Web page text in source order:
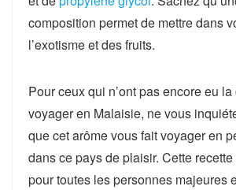
composition permet de mettre dans
l’exotisme et des fruits.
Pour ceux qui n’ont pas encore eu
voyager en Malaisie, ne vous
que cet arôme vous fait voyager en
dans ce pays de plaisir. Cette
pour toutes les personnes majeures